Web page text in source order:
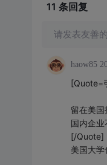
11 条回复
请发表友善
haow85
[Quote=
留在美国
国内企
[/Quote]
美国大学